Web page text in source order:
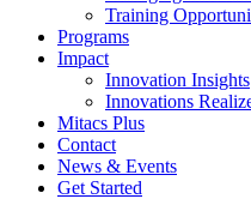
Training
Programs
Impact
Innovation Insights
Innovations
Mitacs Plus
Contact
News & Events
Get Started